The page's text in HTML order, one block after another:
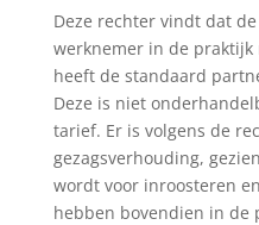
Deze rechter vindt dat
werknemer in de praktijk
heeft de standaard
Deze is niet
tarief. Er is volgens de
gezagsverhouding,
wordt voor inroosteren
hebben bovendien in de